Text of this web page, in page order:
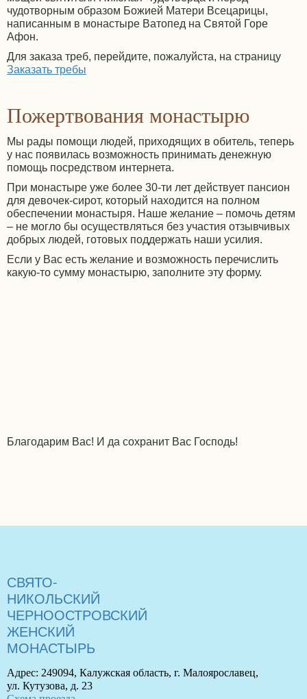
чудотворным образом Божией Матери Всецарицы,
написанным в монастыре Ватопед на Святой Горе
Афон.
Для заказа треб, перейдите, пожалуйста, на страницу
Заказать требы
Пожертвования монастырю
Мы рады помощи людей, приходящих в обитель, теперь
у нас появилась возможность принимать денежную
помощь посредством интернета.
При монастыре уже более 30-ти лет действует пансион
для девочек-сирот, который находится на полном
обеспечении монастыря. Наше желание – помочь детям
– не могло бы осуществляться без участия отзывчивых
добрых людей, готовых поддержать наши усилия.
Если у Вас есть желание и возможность перечислить
какую-то сумму монастырю, заполните эту форму.
Благодарим Вас! И да сохранит Вас Господь!
СВЯТО-
НИКОЛЬСКИЙ
ЧЕРНООСТРОВСКИЙ
ЖЕНСКИЙ
МОНАСТЫРЬ
Адрес: 249094, Калужская область, г. Малоярославец,
ул. Кутузова, д. 23